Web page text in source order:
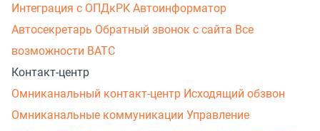
Интеграция с ОПДкРК Автоинформатор
Автосекретарь Обратный звонок с сайта Все
возможности ВАТС
Контакт-центр
Омниканальный контакт-центр Исходящий обзвон
Омниканальные коммуникации Управление